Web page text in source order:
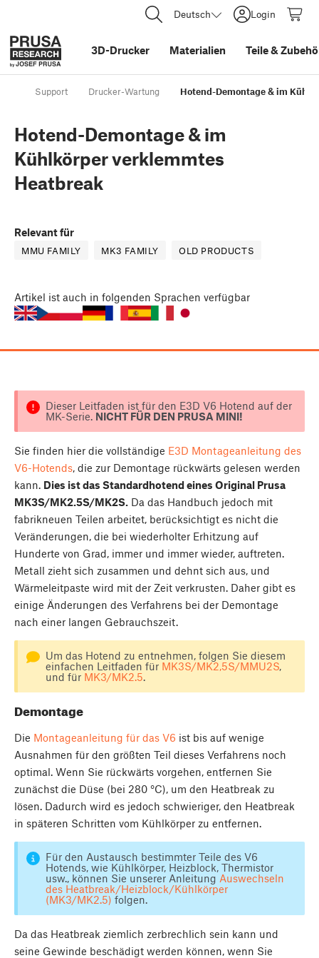
Deutsch Login
3D-Drucker Materialien Teile&
Support Drucker-Wartung Hotend-Demontage & im
Hotend-Demontage & im
Kühlkörper verklemmtes
Heatbreak
Relevant für
MMU FAMILY MK3 FAMILY OLD PRODUCTS
Artikel ist auch in folgenden Sprachen verfügbar
Dieser Leitfaden ist für den E3D V6 Hotend auf der
MK-Serie. NICHT FÜR DEN PRUSA MINI!
Sie finden hier die vollständige E3D Montageanleitung des
V6-Hotends, die zur Demontage rückwärts gelesen werden
kann. Dies ist das Standardhotend eines Original Prusa
MK3S/MK2.5S/MK2S. Da das Handbuch jedoch mit
fabrikneuen Teilen arbeitet, berücksichtigt es nicht die
Veränderungen, die bei wiederholter Erhitzung auf
Hunderte von Grad, immer und immer wieder, auftreten.
Metall zieht sich zusammen und dehnt sich aus, und
Wärmeleitpaste wird mit der Zeit verkrusten. Daher gibt es
einige Änderungen des Verfahrens bei der Demontage
nach einer langen Gebrauchszeit.
Um das Hotend zu entnehmen, folgen Sie diesem
einfachen Leitfaden für MK3S/MK2,5S/MMU2S,
und für MK3/MK2.5.
Demontage
Die Montageanleitung für das V6 ist bis auf wenige
Ausnahmen für den größten Teil dieses Verfahrens noch
optimal. Wenn Sie rückwärts vorgehen, entfernen Sie
zunächst die Düse (bei 280 °C), um den Heatbreak zu
lösen. Dadurch wird es jedoch schwieriger, den Heatbreak
in späteren Schritten vom Kühlkörper zu entfernen.
Für den Austausch bestimmter Teile des V6
Hotends, wie Kühlkörper, Heizblock, Thermistor
usw., können Sie unserer Anleitung Auswechseln
des Heatbreak/Heizblock/Kühlkörper
(MK3/MK2.5) folgen.
Da das Heatbreak ziemlich zerbrechlich sein kann und
seine Gewinde beschädigt werden können, wenn Sie